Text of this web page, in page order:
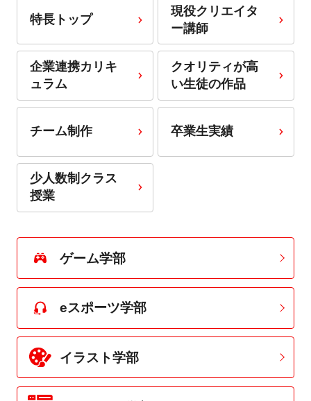
特長トップ
現役クリエイタ
ー講師
企業連携カリキ
ュラム
クオリティが高
い生徒の作品
チーム制作 卒業生実績
少人数制クラス
授業
ゲーム学部
eスポーツ学部
イラスト学部